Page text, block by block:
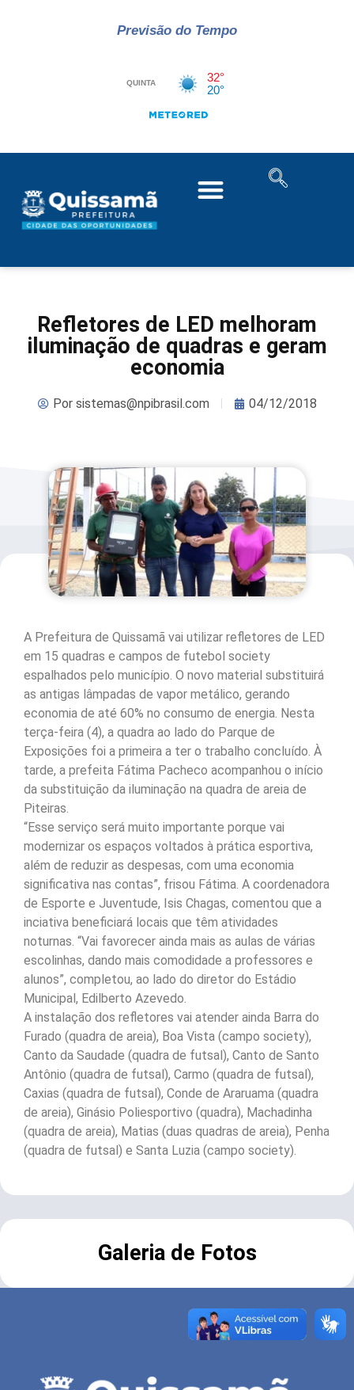
Previsão do Tempo
Refletores de LED melhoram
iluminação de quadras e geram
economia
Porsistemas@npibrasil.com 04/12/2018
A Prefeitura de Quissamã vai utilizar refletores de LED
em 15 quadras e campos de futebol society
espalhados pelo município. O novo material substituirá
as antigas lâmpadas de vapor metálico, gerando
economia de até 60% no consumo de energia. Nesta
terça-feira (4), a quadra ao lado do Parque de
Exposições foi a primeira a ter o trabalho concluído. À
tarde, a prefeita Fátima Pacheco acompanhou o início
da substituição da iluminação na quadra de areia de
Piteiras.
“Esse serviço será muito importante porque vai
modernizar os espaços voltados à prática esportiva,
além de reduzir as despesas, com uma economia
significativa nas contas”, frisou Fátima. A coordenadora
de Esporte e Juventude, Isis Chagas, comentou que a
inciativa beneficiará locais que têm atividades
noturnas. “Vai favorecer ainda mais as aulas de várias
escolinhas, dando mais comodidade a professores e
alunos”, completou, ao lado do diretor do Estádio
Municipal, Edilberto Azevedo.
A instalação dos refletores vai atender ainda Barra do
Furado (quadra de areia), Boa Vista (campo society),
Canto da Saudade (quadra de futsal), Canto de Santo
Antônio (quadra de futsal), Carmo (quadra de futsal),
Caxias (quadra de futsal), Conde de Araruama (quadra
de areia), Ginásio Poliesportivo (quadra), Machadinha
(quadra de areia), Matias (duas quadras de areia), Penha
(quadra de futsal) e Santa Luzia (campo society).
Galeria de Fotos